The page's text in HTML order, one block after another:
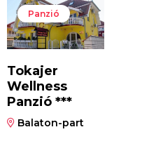
Panzió
Tokajer
Wellness
Panzió ***
Balaton-part